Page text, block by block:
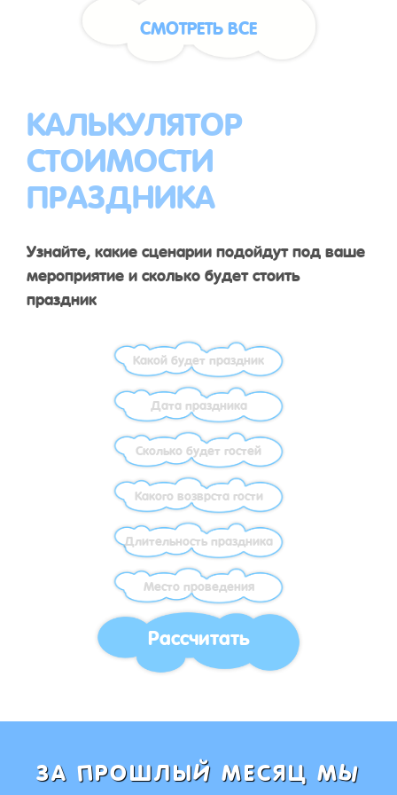
СМОТРЕТЬ ВСЕ
КАЛЬКУЛЯТОР
СТОИМОСТИ
ПРАЗДНИКА
Узнайте, какие сценарии подойдут под ваше
мероприятие и сколько будет стоить
праздник
Рассчитать
ЗА ПРОШЛЫЙ МЕСЯЦ МЫ